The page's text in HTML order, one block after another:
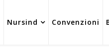
Nursind Convenzioni